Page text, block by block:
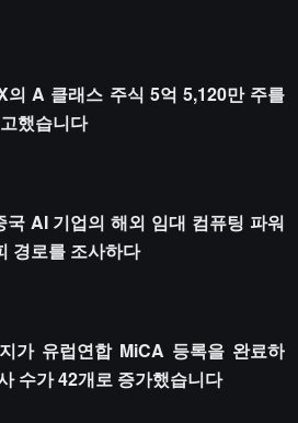
의 A 클래스 주식 5억 5,120만 주를
했습니다
국 AI 기업의 해외 임대 컴퓨팅 파워
경로를 조사하다
가 유럽연합 MiCA 등록을 완료하
수가 42개로 증가했습니다